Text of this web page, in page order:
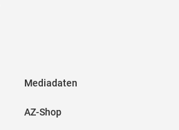
Mediadaten
AZ-Shop